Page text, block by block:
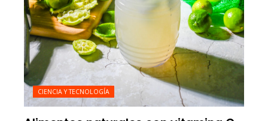
CIENCIA Y TECNOLOGÍA